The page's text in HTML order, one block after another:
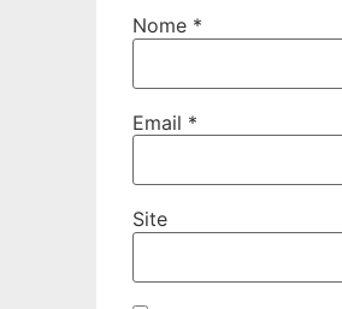
Nome *
Email *
Site